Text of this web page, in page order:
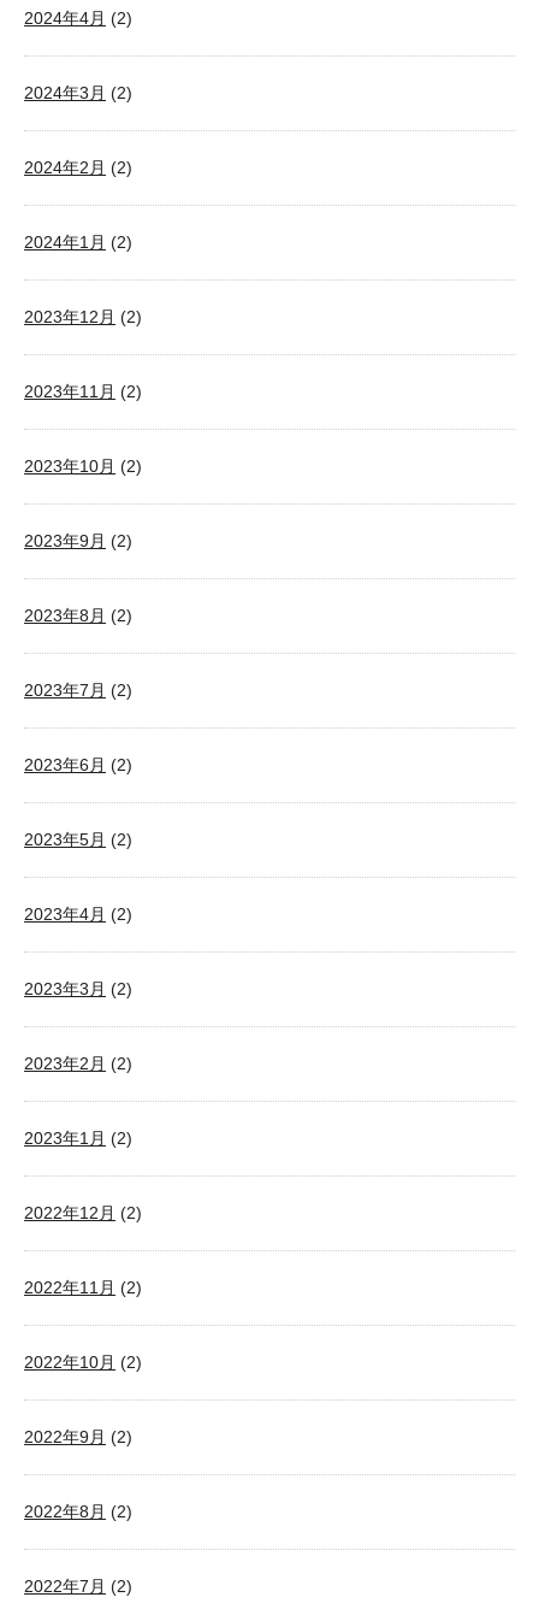
2024年4月 (2)
2024年3月 (2)
2024年2月 (2)
2024年1月 (2)
2023年12月 (2)
2023年11月 (2)
2023年10月 (2)
2023年9月 (2)
2023年8月 (2)
2023年7月 (2)
2023年6月 (2)
2023年5月 (2)
2023年4月 (2)
2023年3月 (2)
2023年2月 (2)
2023年1月 (2)
2022年12月 (2)
2022年11月 (2)
2022年10月 (2)
2022年9月 (2)
2022年8月 (2)
2022年7月 (2)